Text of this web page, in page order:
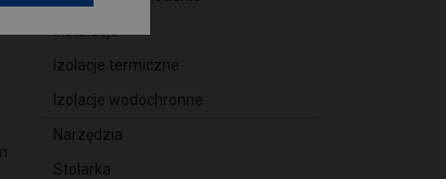
Izolacje termiczne
Izolacje wodochronne
Narzędzia
Stolarka